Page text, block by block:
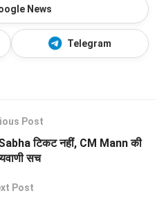
News
Telegram
Post
टिकट नहीं, CM Mann की
सच
Post